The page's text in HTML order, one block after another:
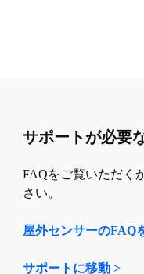
サポートが必要
FAQをご覧いただく
さい。
屋外センサーのFAQ
サポートに移動 >